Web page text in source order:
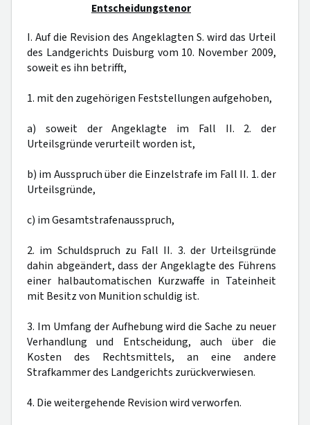
Entscheidungstenor
I. Auf die Revision des Angeklagten S. wird das Urteil
des Landgerichts Duisburg vom 10. November 2009,
soweit es ihn betrifft,
1. mit den zugehörigen Feststellungen aufgehoben,
a) soweit der Angeklagte im Fall II. 2. der
Urteilsgründe verurteilt worden ist,
b) im Ausspruch über die Einzelstrafe im Fall II. 1. der
Urteilsgründe,
c) im Gesamtstrafenausspruch,
2. im Schuldspruch zu Fall II. 3. der Urteilsgründe
dahin abgeändert, dass der Angeklagte des Führens
einer halbautomatischen Kurzwaffe in Tateinheit
mit Besitz von Munition schuldig ist.
3. Im Umfang der Aufhebung wird die Sache zu neuer
Verhandlung und Entscheidung, auch über die
Kosten des Rechtsmittels, an eine andere
Strafkammer des Landgerichts zurückverwiesen.
4. Die weitergehende Revision wird verworfen.